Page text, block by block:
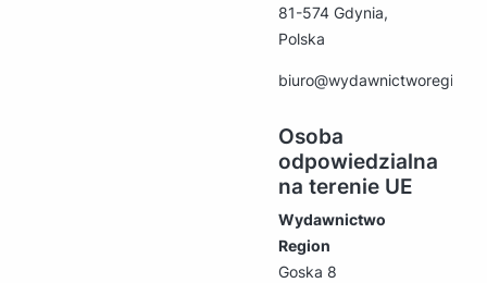
81-574 Gdynia,
Polska
biuro@wydawnictworegion.pl
Osoba
odpowiedzialna
na terenie UE
Wydawnictwo
Region
Goska 8